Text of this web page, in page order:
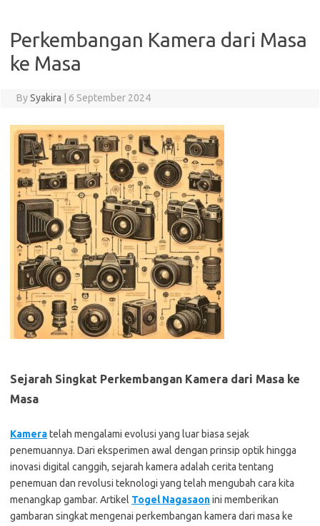
Perkembangan Kamera dari Masa
ke Masa
BySyakira 6 September 2024
Sejarah Singkat Perkembangan Kamera dari Masa ke
Masa
Kameratelah mengalami evolusi yang luar biasa sejak
penemuannya. Dari eksperimen awal dengan prinsip optik hingga
inovasi digital canggih, sejarah kamera adalah cerita tentang
penemuan dan revolusi teknologi yang telah mengubah cara kita
menangkap gambar. Artikel Togel Nagasaonini memberikan
gambaran singkat mengenai perkembangan kamera dari masa ke